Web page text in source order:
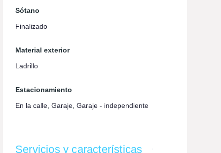
Sótano
Finalizado
Material exterior
Ladrillo
Estacionamiento
En la calle Garaje Garaje - independiente
Servicios y características